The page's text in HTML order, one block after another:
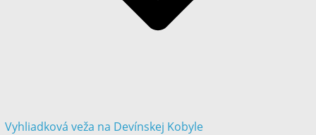
Vyhliadková veža na Devínskej Kobyle